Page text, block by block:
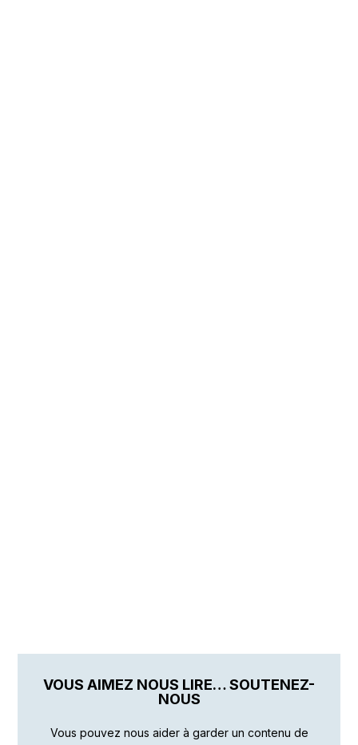
VOUS AIMEZ NOUS LIRE… SOUTENEZ-
NOUS
Vous pouvez nous aider à garder un contenu de